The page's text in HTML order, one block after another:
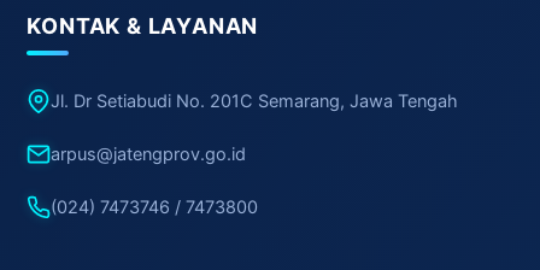
KONTAK & LAYANAN
Jl. Dr Setiabudi No. 201C Semarang, Jawa Tengah
arpus@jatengprov.go.id
(024) 7473746 / 7473800